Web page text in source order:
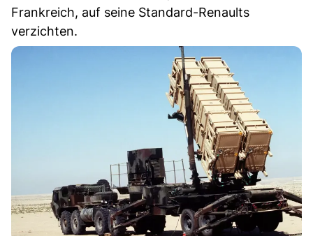
Frankreich, auf seine Standard-Renaults
verzichten.